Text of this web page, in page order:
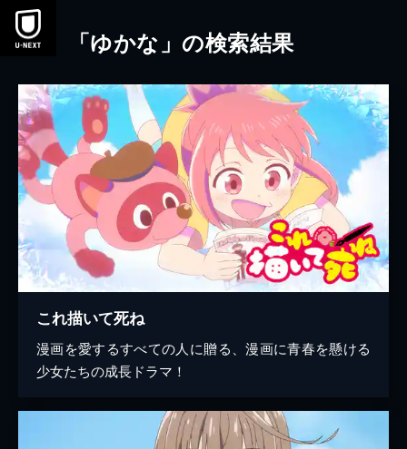
本文へスキップ
「ゆかな」の検索結果
これ描いて死ね
漫画を愛するすべての人に贈る、漫画に青春を懸ける
少女たちの成長ドラマ！